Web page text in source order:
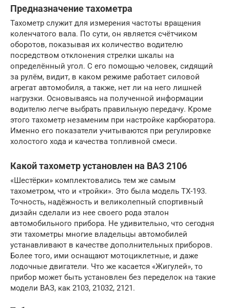
Предназначение тахометра
Тахометр служит для измерения частоты вращения
коленчатого вала. По сути, он является счётчиком
оборотов, показывая их количество водителю
посредством отклонения стрелки шкалы на
определённый угол. С его помощью человек, сидящий
за рулём, видит, в каком режиме работает силовой
агрегат автомобиля, а также, нет ли на него лишней
нагрузки. Основываясь на полученной информации
водителю легче выбрать правильную передачу. Кроме
этого тахометр незаменим при настройке карбюратора.
Именно его показатели учитываются при регулировке
холостого хода и качества топливной смеси.
Какой тахометр установлен на ВАЗ 2106
«Шестёрки» комплектовались тем же самым
тахометром, что и «тройки». Это была модель ТХ-193.
Точность, надёжность и великолепный спортивный
дизайн сделали из нее своего рода эталон
автомобильного прибора. Не удивительно, что сегодня
эти тахометры многие владельцы автомобилей
устанавливают в качестве дополнительных приборов.
Более того, ими оснащают мотоциклетные, и даже
лодочные двигатели. Что же касается «Жигулей», то
прибор может быть установлен без переделок на такие
модели ВАЗ, как 2103, 21032, 2121.